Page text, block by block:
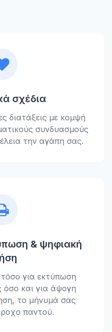
σχέδια
διατάξεις με κομψή
συνδυασμούς
την αγάπη σας.
& ψηφιακή
τόσο για εκτύπωση
όσο και για άψογη
το μήνυμά σας
παντού.